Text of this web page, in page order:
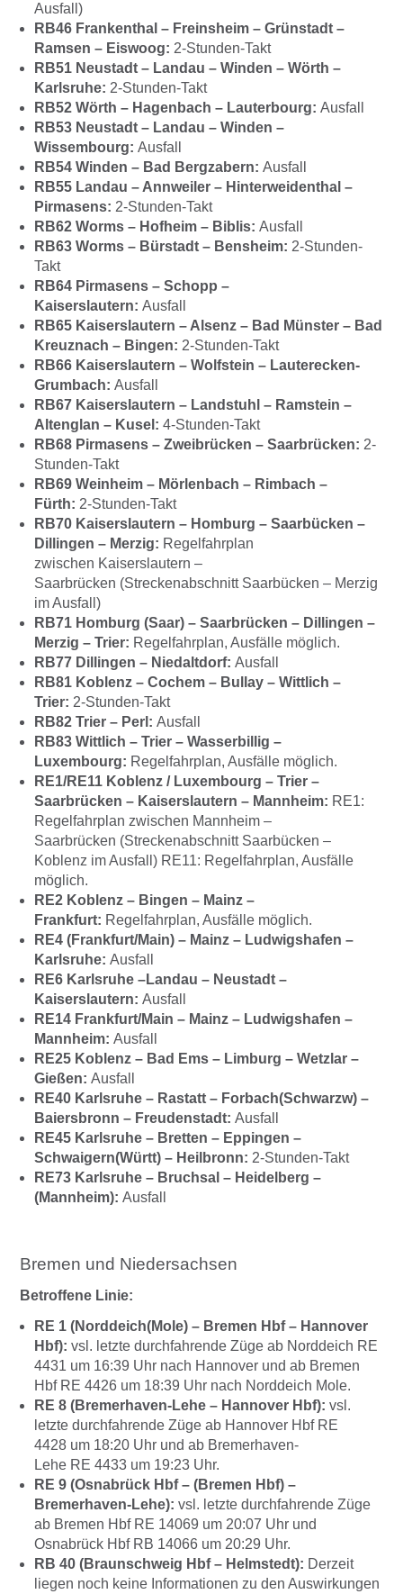
Ausfall)
RB46 Frankenthal – Freinsheim – Grünstadt –
Ramsen – Eiswoog: 2-Stunden-Takt
RB51 Neustadt – Landau – Winden – Wörth –
Karlsruhe: 2-Stunden-Takt
RB52 Wörth – Hagenbach – Lauterbourg: Ausfall
RB53 Neustadt – Landau – Winden –
Wissembourg: Ausfall
RB54 Winden – Bad Bergzabern: Ausfall
RB55 Landau – Annweiler – Hinterweidenthal –
Pirmasens: 2-Stunden-Takt
RB62 Worms – Hofheim – Biblis: Ausfall
RB63 Worms – Bürstadt – Bensheim: 2-Stunden-
Takt
RB64 Pirmasens – Schopp –
Kaiserslautern: Ausfall
RB65 Kaiserslautern – Alsenz – Bad Münster – Bad
Kreuznach – Bingen: 2-Stunden-Takt
RB66 Kaiserslautern – Wolfstein – Lauterecken-
Grumbach: Ausfall
RB67 Kaiserslautern – Landstuhl – Ramstein –
Altenglan – Kusel: 4-Stunden-Takt
RB68 Pirmasens – Zweibrücken – Saarbrücken: 2-
Stunden-Takt
RB69 Weinheim – Mörlenbach – Rimbach –
Fürth: 2-Stunden-Takt
RB70 Kaiserslautern – Homburg – Saarbücken –
Dillingen – Merzig: Regelfahrplan
zwischen Kaiserslautern –
Saarbrücken (Streckenabschnitt Saarbücken – Merzig
im Ausfall)
RB71 Homburg (Saar) – Saarbrücken – Dillingen –
Merzig – Trier: Regelfahrplan, Ausfälle möglich.
RB77 Dillingen – Niedaltdorf: Ausfall
RB81 Koblenz – Cochem – Bullay – Wittlich –
Trier: 2-Stunden-Takt
RB82 Trier – Perl: Ausfall
RB83 Wittlich – Trier – Wasserbillig –
Luxembourg: Regelfahrplan, Ausfälle möglich.
RE1/RE11 Koblenz / Luxembourg – Trier –
Saarbrücken – Kaiserslautern – Mannheim: RE1:
Regelfahrplan zwischen Mannheim –
Saarbrücken (Streckenabschnitt Saarbücken –
Koblenz im Ausfall) RE11: Regelfahrplan, Ausfälle
möglich.
RE2 Koblenz – Bingen – Mainz –
Frankfurt: Regelfahrplan, Ausfälle möglich.
RE4 (Frankfurt/Main) – Mainz – Ludwigshafen –
Karlsruhe: Ausfall
RE6 Karlsruhe –Landau – Neustadt –
Kaiserslautern: Ausfall
RE14 Frankfurt/Main – Mainz – Ludwigshafen –
Mannheim: Ausfall
RE25 Koblenz – Bad Ems – Limburg – Wetzlar –
Gießen: Ausfall
RE40 Karlsruhe – Rastatt – Forbach(Schwarzw) –
Baiersbronn – Freudenstadt: Ausfall
RE45 Karlsruhe – Bretten – Eppingen –
Schwaigern(Württ) – Heilbronn: 2-Stunden-Takt
RE73 Karlsruhe – Bruchsal – Heidelberg –
(Mannheim): Ausfall
Bremen und Niedersachsen
Betroffene Linie:
RE 1 (Norddeich(Mole) – Bremen Hbf – Hannover
Hbf): vsl. letzte durchfahrende Züge ab Norddeich RE
4431 um 16:39 Uhr nach Hannover und ab Bremen
Hbf RE 4426 um 18:39 Uhr nach Norddeich Mole.
RE 8 (Bremerhaven-Lehe – Hannover Hbf): vsl.
letzte durchfahrende Züge ab Hannover Hbf RE
4428 um 18:20 Uhr und ab Bremerhaven-
Lehe RE 4433 um 19:23 Uhr.
RE 9 (Osnabrück Hbf – (Bremen Hbf) –
Bremerhaven-Lehe): vsl. letzte durchfahrende Züge
ab Bremen Hbf RE 14069 um 20:07 Uhr und
Osnabrück Hbf RB 14066 um 20:29 Uhr.
RB 40 (Braunschweig Hbf – Helmstedt): Derzeit
liegen noch keine Informationen zu den Auswirkungen